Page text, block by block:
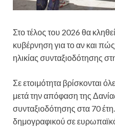
Στο τέλος του 2026 θα
κυβέρνηση για το αν και
ηλικίας συνταξιοδότησης
Σε ετοιμότητα βρίσκονται
μετά την απόφαση της
συνταξιοδότησης στα 70
δημογραφικού σε